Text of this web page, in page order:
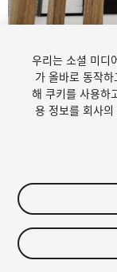
FREE
153viewsin
우리는 소셜 미디
가 올바로 동작
해 쿠키를 사용하
용 정보를 회사